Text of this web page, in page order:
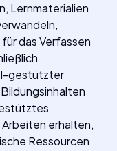
Lernmaterialien
das Verfassen
gestützter
erhalten,
Ressourcen